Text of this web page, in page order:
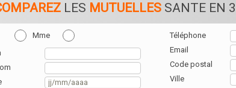
LES MUTUELLES SANTE EN
Mme
Téléphone
Email
Code postal
Ville